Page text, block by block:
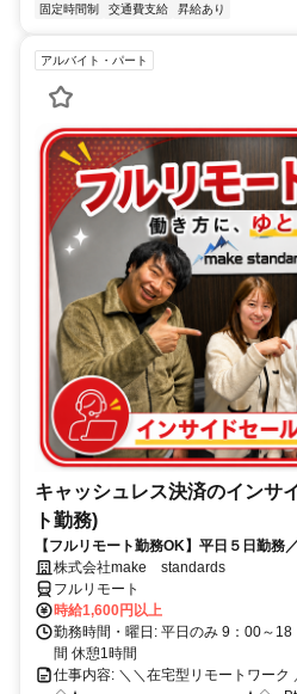
固定時間制 交通費支給 昇給あり
アルバイト・パート
キャッシュレス決済のインサ
ト勤務)
【フルリモート勤務OK】平日５日勤務
スキルアップ
株式会社make standards
フルリモート
時給1,600円以上
勤務時間・曜日: 平日のみ 9：00～
間 休憩1時間
仕事内容: ＼＼在宅型リモートワーク